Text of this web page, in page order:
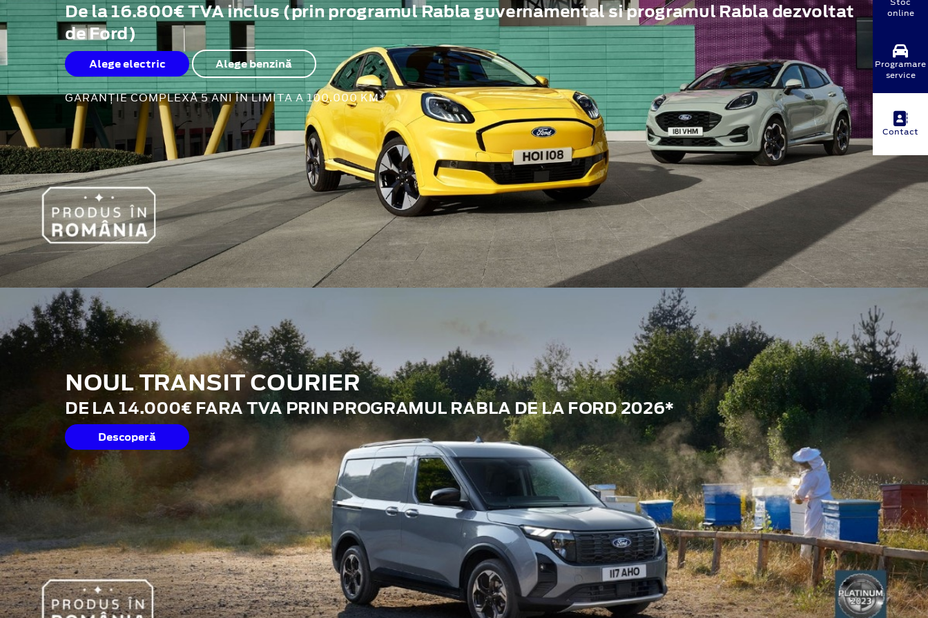
De la 16.800€ TVA inclus (prin programul Rabla guvernamental si programul Rabla dezvoltat
de Ford)
Alege electric Alege benzină
GARANȚIE COMPLEXĂ 5 ANI ÎN LIMITA A 100.000 KM*
NOUL TRANSIT COURIER
DE LA 14.000€ FARA TVA PRIN PROGRAMUL RABLA DE LA FORD 2026*
Descoperă
online
Programare
service
Contact